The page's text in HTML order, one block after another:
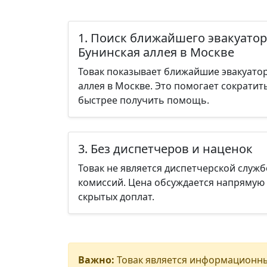
1. Поиск ближайшего
Бунинская аллея в Москве
Товак показывает ближайшие
аллея в Москве. Это помогает
быстрее получить помощь.
3. Без диспетчеров и наценок
Товак не является диспетчерской
комиссий. Цена обсуждается напрямую
скрытых доплат.
Важно: Товак является